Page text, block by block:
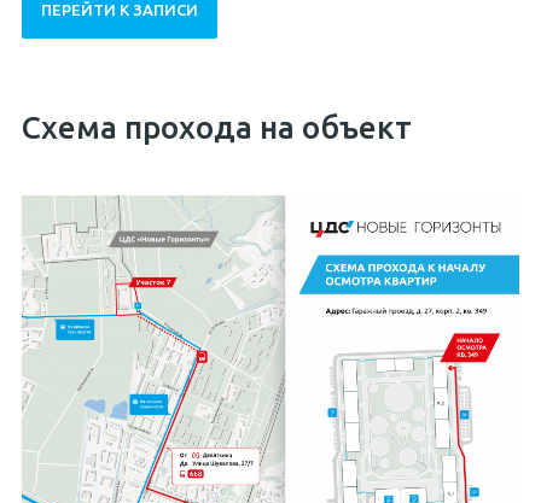
ПЕРЕЙТИ К ЗАПИСИ
Схема прохода на объект